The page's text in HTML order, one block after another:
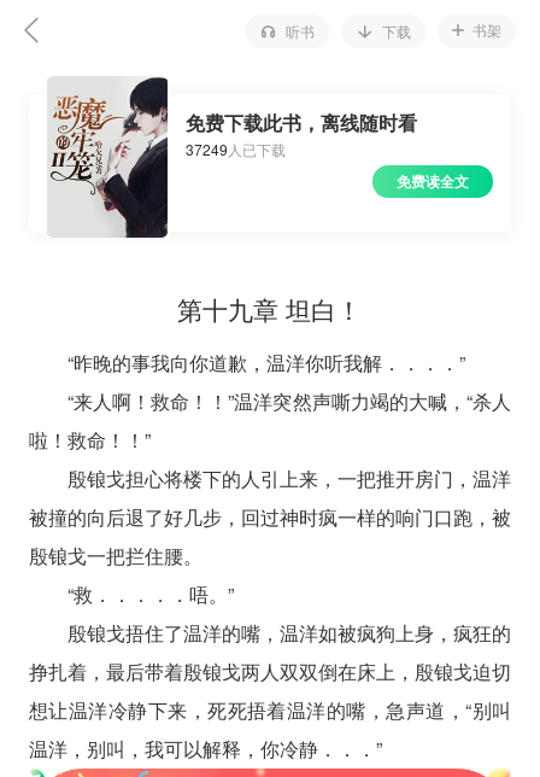
听书 下载 书架
免费下载此书，离线随时看
37249 人已下载
免费读全文
第十九章 坦白！
“昨晚的事我向你道歉，温洋你听我解．．．．”
“来人啊！救命！！”温洋突然声嘶力竭的大喊，“杀人
啦！救命！！”
殷锒戈担心将楼下的人引上来，一把推开房门，温洋
被撞的向后退了好几步，回过神时疯一样的响门口跑，被
殷锒戈一把拦住腰。
“救．．．．．唔。”
殷锒戈捂住了温洋的嘴，温洋如被疯狗上身，疯狂的
挣扎着，最后带着殷锒戈两人双双倒在床上，殷锒戈迫切
想让温洋冷静下来，死死捂着温洋的嘴，急声道，“别叫
温洋，别叫，我可以解释，你冷静．．．”